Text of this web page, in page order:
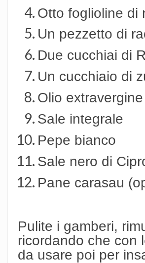
Otto foglioline di
Un pezzetto di
Due cucchiai di
Un cucchiaio di
Olio
Sale integrale
Pepe bianco
Sale nero di
Pane carasau
Pulite i gamberi,
ricordando che con
da usare poi per